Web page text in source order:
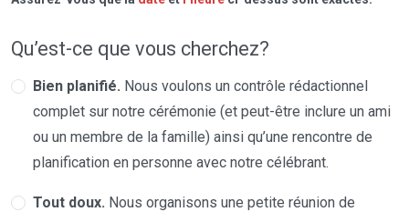
Qu’est-ce que vous cherchez?
Bien planifié. Nous voulons un contrôle rédactionnel
complet sur notre cérémonie (et peut-être inclure un ami
ou un membre de la famille) ainsi qu’une rencontre de
planification en personne avec notre célébrant.
Tout doux. Nous organisons une petite réunion de